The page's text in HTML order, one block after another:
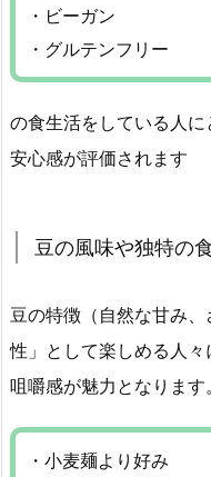
・ビーガン
・グルテンフリー
の食生活をしている人
安心感が評価されます
豆の風味や独特の
豆の特徴（自然な甘み
性」として楽しめる人
咀嚼感が魅力となります。
・小麦麺より好み